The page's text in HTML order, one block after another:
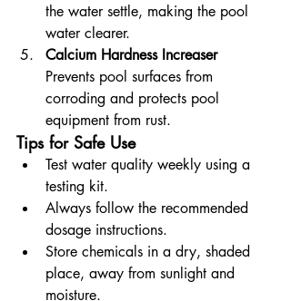
the water settle, making the pool
water clearer.
Calcium Hardness Increaser
Prevents pool surfaces from
corroding and protects pool
equipment from rust.
Tips for Safe Use
Test water quality weekly using a
testing kit.
Always follow the recommended
dosage instructions.
Store chemicals in a dry, shaded
place, away from sunlight and
moisture.